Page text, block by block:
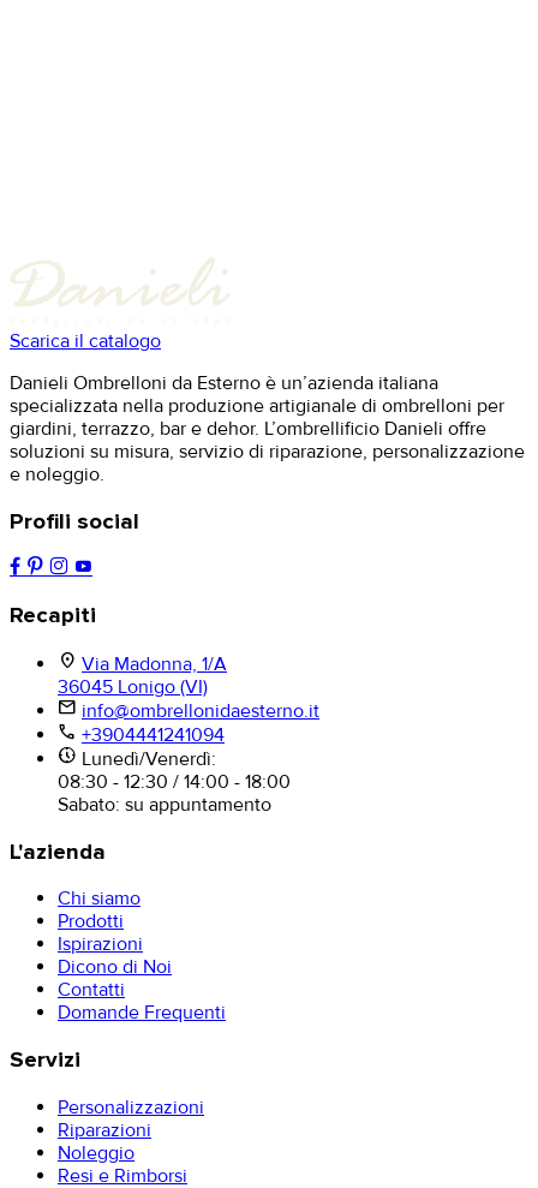
Scarica il catalogo
Danieli Ombrelloni da Esterno è un’azienda italiana
specializzata nella produzione artigianale di ombrelloni per
giardini, terrazzo, bar e dehor. L’ombrellificio Danieli offre
soluzioni su misura, servizio di riparazione, personalizzazione
e noleggio.
Profili social
Recapiti
location_on Via Madonna, 1/A
36045 Lonigo (VI)
mail info@ombrellonidaesterno.it
phone +3904441241094
nest_clock_farsight_analog Lunedì/Venerdì:
08:30 - 12:30 / 14:00 - 18:00
Sabato: su appuntamento
L'azienda
Chi siamo
Prodotti
Ispirazioni
Dicono di Noi
Contatti
Domande Frequenti
Servizi
Personalizzazioni
Riparazioni
Noleggio
Resi e Rimborsi